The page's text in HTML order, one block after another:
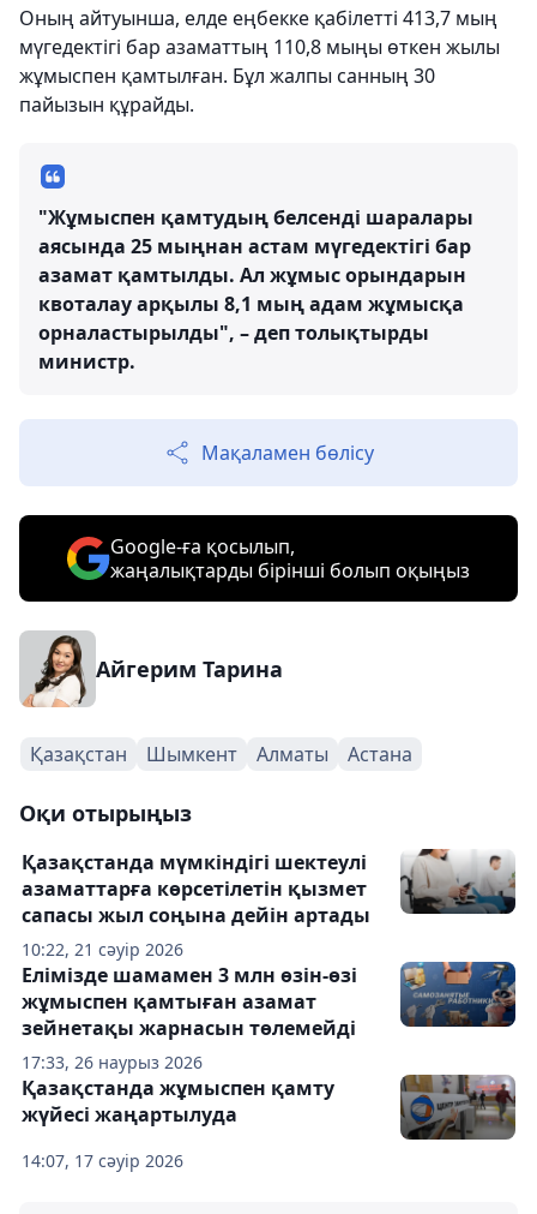
Оның айтуынша, елде еңбекке қабілетті 413,7 мың
мүгедектігі бар азаматтың 110,8 мыңы өткен жылы
жұмыспен қамтылған. Бұл жалпы санның 30
пайызын құрайды.
"Жұмыспен қамтудың белсенді шаралары
аясында 25 мыңнан астам мүгедектігі бар
азамат қамтылды. Ал жұмыс орындарын
квоталау арқылы 8,1 мың адам жұмысқа
орналастырылды", – деп толықтырды
министр.
Мақаламен бөлісу
Google-ға қосылып,
жаңалықтарды бірінші болып оқыңыз
Айгерим Тарина
Қазақстан Шымкент Алматы Астана
Оқи отырыңыз
10:22, 21 сәуір 2026
Қазақстанда мүмкіндігі шектеулі
азаматтарға көрсетілетін қызмет
сапасы жыл соңына дейін артады
17:33, 26 наурыз 2026
Елімізде шамамен 3 млн өзін-өзі
жұмыспен қамтыған азамат
зейнетақы жарнасын төлемейді
14:07, 17 сәуір 2026
Қазақстанда жұмыспен қамту
жүйесі жаңартылуда